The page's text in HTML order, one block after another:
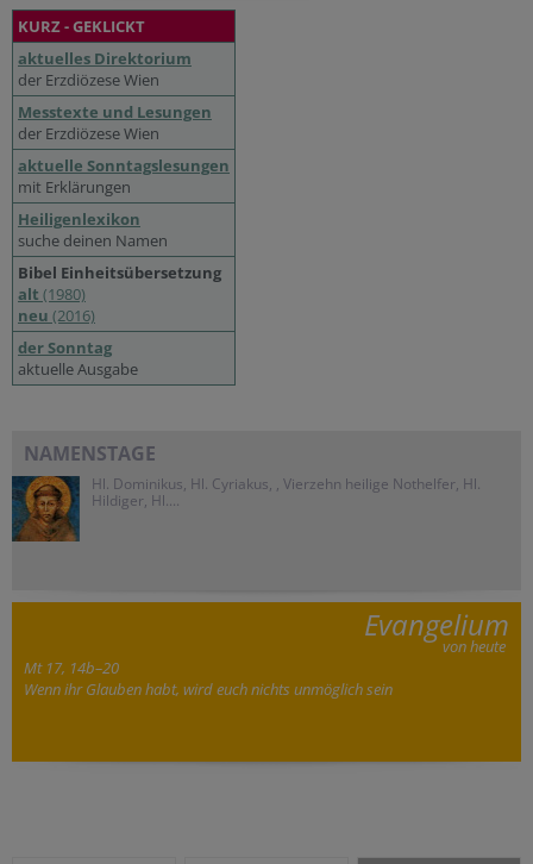
KURZ - GEKLICKT
aktuelles Direktorium
der Erzdiözese Wien
Messtexte und Lesungen
der Erzdiözese Wien
aktuelle Sonntagslesungen
mit Erklärungen
Heiligenlexikon
suche deinen Namen
Bibel Einheitsübersetzung
alt (1980)
neu (2016)
der Sonntag
aktuelle Ausgabe
NAMENSTAGE
Hl. Dominikus, Hl. Cyriakus, , Vierzehn heilige Nothelfer, Hl.
Hildiger, Hl....
Evangelium
von heute
Mt 17, 14b–20
Wenn ihr Glauben habt, wird euch nichts unmöglich sein